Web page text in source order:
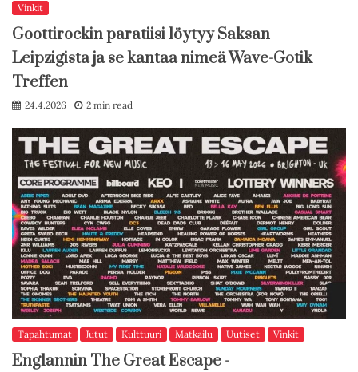
Vinkit
Goottirockin paratiisi löytyy Saksan
Leipzigista ja se kantaa nimeä Wave-Gotik
Treffen
24.4.2026 2 min read
Tapahtumat Jutut Kulttuuri Matkailu Uutiset Vinkit
Englannin The Great Escape -